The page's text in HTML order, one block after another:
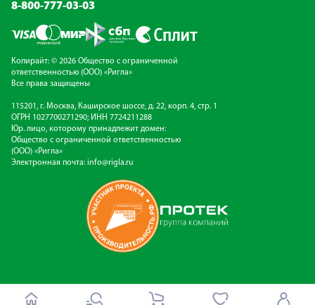
8-800-777-03-03
Копирайт: © 2026 Общество с ограниченной
ответственностью (ООО) «Ригла»
Все права защищены
115201, г. Москва, Каширское шоссе, д. 22, корп. 4, стр. 1
ОГРН 1027700271290; ИНН 7724211288
Юр. лицо, которому принадлежит домен:
Общество с ограниченной ответственностью
(ООО) «Ригла»
Электронная почта: info@rigla.ru